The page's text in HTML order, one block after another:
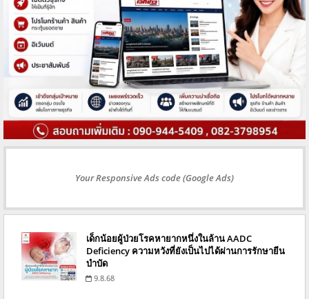
Your Responsive Ads code (Google Ads)
เด็กน้อยผู้ป่วยโรคหายากหนึ่งในล้าน AADC
Deficiency ความหวังที่ยังเป็นไปได้ผ่านการรักษายีน
บำบัด
9.8.68